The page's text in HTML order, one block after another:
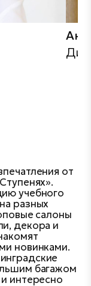
вами
от
учебного
разных
салоны
декора и
новинками.
багажом
интересно